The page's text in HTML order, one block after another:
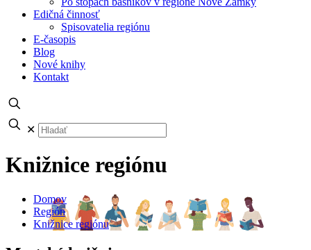
Edičná činnosť
Spisovatelia regiónu
E-časopis
Blog
Nové knihy
Kontakt
✕
Knižnice regiónu
Domov
Región
Knižnice regiónu